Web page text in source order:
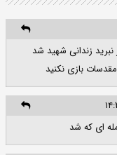
زندانی شهید شد
ای که شد